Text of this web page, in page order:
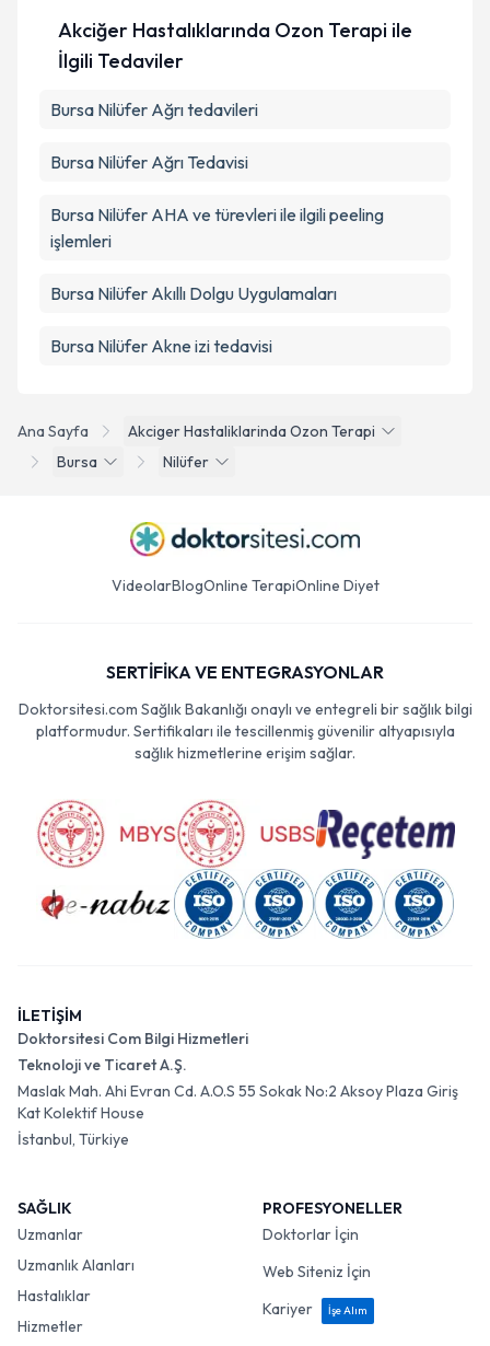
Ana Sayfa
Akciger Hastaliklarinda Ozon Terapi
Bursa
Nilüfer
Akciğer Hastalıklarında Ozon Terapi ile
İlgili Tedaviler
Bursa Nilüfer Ağrı tedavileri
Bursa Nilüfer Ağrı Tedavisi
Bursa Nilüfer AHA ve türevleri ile ilgili peeling
işlemleri
Bursa Nilüfer Akıllı Dolgu Uygulamaları
Bursa Nilüfer Akne izi tedavisi
VideolarBlogOnline TerapiOnline Diyet
SERTİFİKA VE ENTEGRASYONLAR
Doktorsitesi.com Sağlık Bakanlığı onaylı ve entegreli bir sağlık bilgi
platformudur. Sertifikaları ile tescillenmiş güvenilir altyapısıyla
sağlık hizmetlerine erişim sağlar.
İLETİŞİM
Doktorsitesi Com Bilgi Hizmetleri
Teknoloji ve Ticaret A.Ş.
Maslak Mah. Ahi Evran Cd. A.O.S 55 Sokak No:2 Aksoy Plaza Giriş
Kat Kolektif House
İstanbul, Türkiye
SAĞLIK
Uzmanlar
Uzmanlık Alanları
Hastalıklar
Hizmetler
PROFESYONELLER
Doktorlar İçin
Web Siteniz İçin
Kariyer
İşe Alım